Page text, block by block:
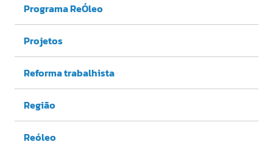
Programa ReÓleo
Projetos
Reforma trabalhista
Região
Reóleo